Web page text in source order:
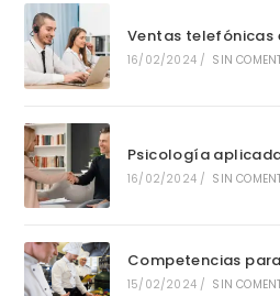
Ventas telefónicas
16/02/2024 / SIN
Psicología
16/02/2024 / SIN
Competencias
15/02/2024 / SIN